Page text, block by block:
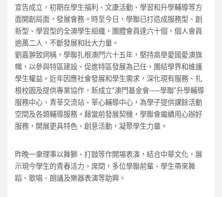
宣告成立，初期在學生福利、文康活動、學習和升學輔導等方
面開創局面，發展會務。時至今日，學聯已打造成服務型、創
新型、學習型的全澳學生組織，團體會員達六十個，個人會員
逾萬二人，不斷發展和壯大力量。
劉嘉翀致詞稱，學聯扎根澳門六十五年，堅持高舉愛國愛澳旗
幟，以參與特區建設、促進特區發展為己任，團結學界和維護
學生權益。近年因應社會發展和學生需求，深化現有服務、扎
根校園及提供專業協作，新成立“澳門基金會——學聯”升學輔導
服務中心、青莘交流站、莘心輔導中心，為學子提供課餘活動
空間及各類輔導服務。藉當前發展契機，學聯會繼續用心辦好
服務，開展更具特色、創意活動，凝聚學生力量。
昨晚一衆理事以舞獅、打鼓等作開場表演，結合中華文化，展
示現今學生的青春活力。席間，多位學聯前輩、學生帶來舞
蹈、歌唱、朗誦及樂器表演等助興。